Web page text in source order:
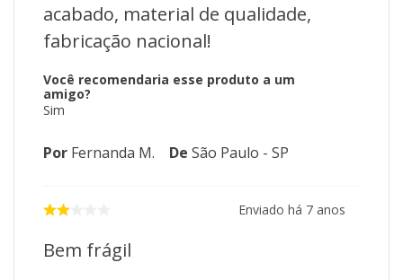
acabado, material de qualidade,
fabricação nacional!
Você recomendaria esse produto a um
amigo?
Sim
Por Fernanda M. De São Paulo - SP
Enviado há 7 anos
Bem frágil